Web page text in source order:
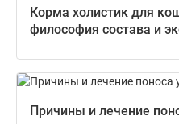
Корма холистик для
философия состава и
Причины и лечение